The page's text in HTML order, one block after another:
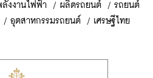
งงานไฟฟ้า / ผลิตรถยนต์ / รถยนต์
/ อุตสาหกรรมรถยนต์ / เศรษฐีไทย